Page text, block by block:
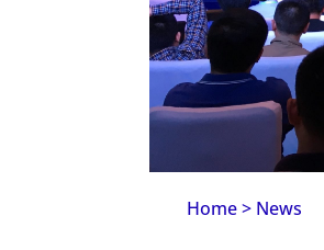
Home> News